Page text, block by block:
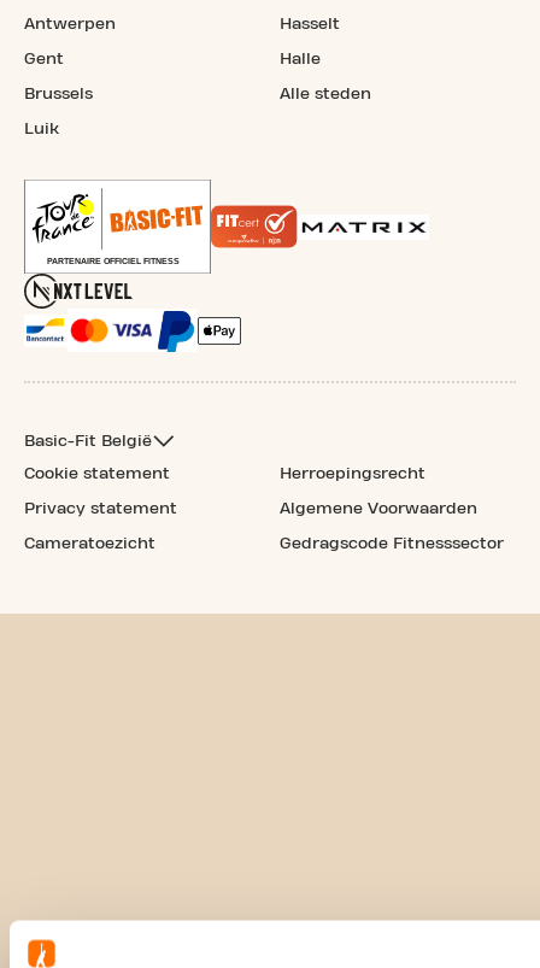
Antwerpen
Gent
Brussels
Luik
Hasselt
Halle
Alle steden
Basic-Fit België
Cookie statement
Privacy statement
Cameratoezicht
Herroepingsrecht
Algemene Voorwaarden
Gedragscode Fitnesssector